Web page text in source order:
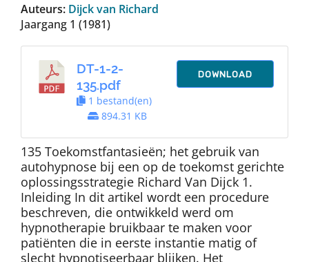
Over Dth
Contact
Auteurs: Dijck van Richard
Jaargang 1 (1981)
DT-1-2-
135.pdf
1 bestand(en)
894.31 KB
DOWNLOAD
135 Toekomstfantasieën; het gebruik van
autohypnose bij een op de toekomst gerichte
oplossingsstrategie Richard Van Dijck 1.
Inleiding In dit artikel wordt een procedure
beschreven, die ontwikkeld werd om
hypnotherapie bruikbaar te maken voor
patiënten die in eerste instantie matig of
slecht hypnotiseerbaar blijken. Het